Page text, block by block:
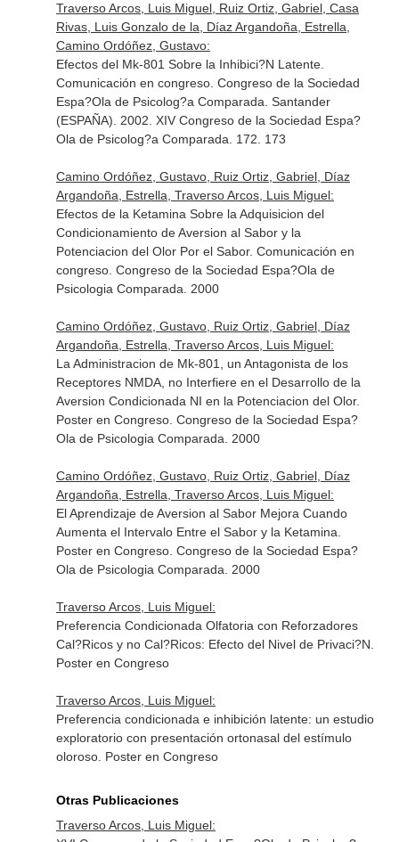
Traverso Arcos, Luis Miguel, Ruiz Ortiz, Gabriel, Casa
Rivas, Luis Gonzalo de la, Díaz Argandoña, Estrella,
Camino Ordóñez, Gustavo:
Efectos del Mk-801 Sobre la Inhibici?N Latente.
Comunicación en congreso. Congreso de la Sociedad
Espa?Ola de Psicolog?a Comparada. Santander
(ESPAÑA). 2002. XIV Congreso de la Sociedad Espa?
Ola de Psicolog?a Comparada. 172. 173
Camino Ordóñez, Gustavo, Ruiz Ortiz, Gabriel, Díaz
Argandoña, Estrella, Traverso Arcos, Luis Miguel:
Efectos de la Ketamina Sobre la Adquisicion del
Condicionamiento de Aversion al Sabor y la
Potenciacion del Olor Por el Sabor. Comunicación en
congreso. Congreso de la Sociedad Espa?Ola de
Psicologia Comparada. 2000
Camino Ordóñez, Gustavo, Ruiz Ortiz, Gabriel, Díaz
Argandoña, Estrella, Traverso Arcos, Luis Miguel:
La Administracion de Mk-801, un Antagonista de los
Receptores NMDA, no Interfiere en el Desarrollo de la
Aversion Condicionada NI en la Potenciacion del Olor.
Poster en Congreso. Congreso de la Sociedad Espa?
Ola de Psicologia Comparada. 2000
Camino Ordóñez, Gustavo, Ruiz Ortiz, Gabriel, Díaz
Argandoña, Estrella, Traverso Arcos, Luis Miguel:
El Aprendizaje de Aversion al Sabor Mejora Cuando
Aumenta el Intervalo Entre el Sabor y la Ketamina.
Poster en Congreso. Congreso de la Sociedad Espa?
Ola de Psicologia Comparada. 2000
Traverso Arcos, Luis Miguel:
Preferencia Condicionada Olfatoria con Reforzadores
Cal?Ricos y no Cal?Ricos: Efecto del Nivel de Privaci?N.
Poster en Congreso
Traverso Arcos, Luis Miguel:
Preferencia condicionada e inhibición latente: un estudio
exploratorio con presentación ortonasal del estímulo
oloroso. Poster en Congreso
Otras Publicaciones
Traverso Arcos, Luis Miguel: